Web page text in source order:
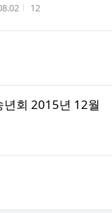
시간 조회수
12
년회 2015년 12월